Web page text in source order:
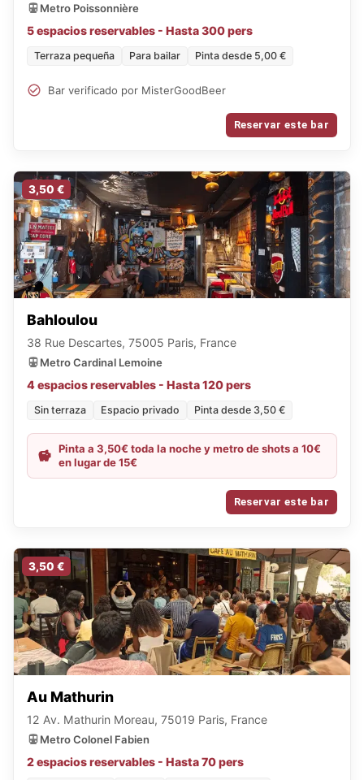
Metro Poissonnière
5 espacios reservables - Hasta 300 pers
Terraza pequeña Para bailar Pinta desde 5,00 €
Bar verificado por MisterGoodBeer
Reservar este bar
3,50 €
Bahloulou
38 Rue Descartes, 75005 Paris, France
Metro Cardinal Lemoine
4 espacios reservables - Hasta 120 pers
Sin terraza Espacio privado Pinta desde 3,50 €
Pinta a 3,50€ toda la noche y metro de shots a 10€
en lugar de 15€
Reservar este bar
3,50 €
Au Mathurin
12 Av. Mathurin Moreau, 75019 Paris, France
Metro Colonel Fabien
2 espacios reservables - Hasta 70 pers